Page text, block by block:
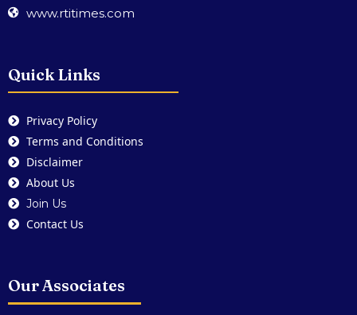
www.rtitimes.com
Quick Links
Privacy Policy
Terms and Conditions
Disclaimer
About Us
Join Us
Contact Us
Our Associates